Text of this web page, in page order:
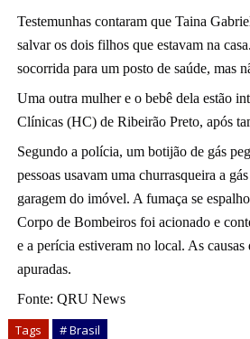
Testemunhas contaram que Taina
salvar os dois filhos que estavam na
socorrida para um posto de saúde, mas
Uma outra mulher e o bebê dela estão
Clínicas (HC) de Ribeirão Preto, após
Segundo a polícia, um botijão de gás
pessoas usavam uma churrasqueira a
garagem do imóvel. A fumaça se
Corpo de Bombeiros foi acionado e
e a perícia estiveram no local. As
apuradas.
Fonte: QRU News
Tags # Brasil